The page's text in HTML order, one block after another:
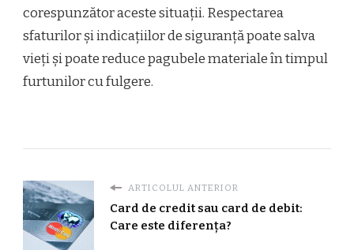
corespunzător aceste situații. Respectarea
sfaturilor și indicațiilor de siguranță poate salva
vieți și poate reduce pagubele materiale în timpul
furtunilor cu fulgere.
ARTICOLUL ANTERIOR
Card de credit sau card de debit:
Care este diferența?